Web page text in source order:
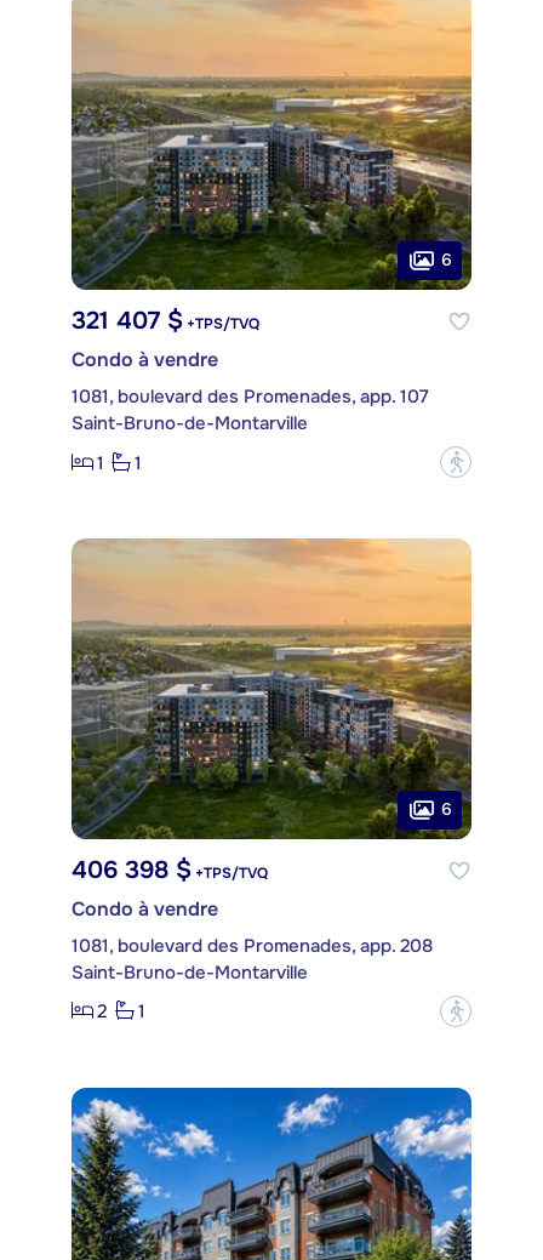
6
321 407 $ +TPS/TVQ
Condo à vendre
1081, boulevard des Promenades, app. 107
Saint-Bruno-de-Montarville
1
1 ?
6
406 398 $ +TPS/TVQ
Condo à vendre
1081, boulevard des Promenades, app. 208
Saint-Bruno-de-Montarville
2
1 ?